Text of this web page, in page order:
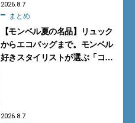
2026.8.7
まとめ
【モンベル夏の名品】リュック
からエコバッグまで。モンベル
好きスタイリストが選ぶ「コス
2026.8.7